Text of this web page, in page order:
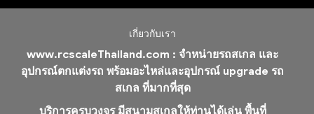
เกี่ยวกับเรา
www.rcscaleThailand.com : จำหน่ายรถสเกล และ
อุปกรณ์ตกแต่งรถ พร้อมอะไหล่และอุปกรณ์ upgrade รถ
สเกล ที่มากที่สุด
บริการครบวงจร มีสนามสเกลให้ท่านได้เล่น พื้นที่